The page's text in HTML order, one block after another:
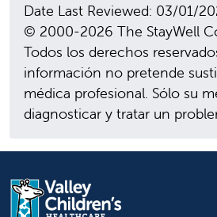
Date Last Reviewed: 03/01/
© 2000-2026 The StayWell
Todos los derechos
información no pretende
médica profesional. Sólo su
diagnosticar y tratar un